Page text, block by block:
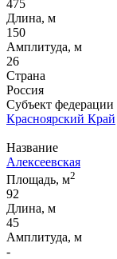
475
Длина, м
150
Амплитуда, м
26
Страна
Россия
Субъект федерации
Красноярский Край
Название
Алексеевская
Площадь, м2
92
Длина, м
45
Амплитуда, м
-